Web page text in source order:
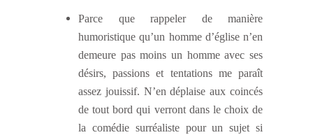
Parce que rappeler de manière
humoristique qu’un homme d’église n’en
demeure pas moins un homme avec ses
désirs, passions et tentations me paraît
assez jouissif. N’en déplaise aux coincés
de tout bord qui verront dans le choix de
la comédie surréaliste pour un sujet si